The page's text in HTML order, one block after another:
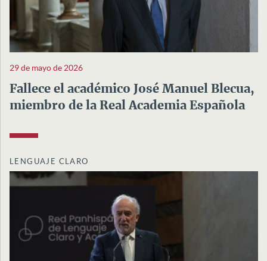
29 de mayo de 2026
Fallece el académico José Manuel Blecua,
miembro de la Real Academia Española
LENGUAJE CLARO